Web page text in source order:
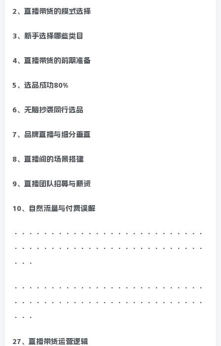
2、直播带货的模式选择
3、新手选择哪些类目
4、直播带货的前期准备
5、选品成功80%
6、无脑抄袭同行选品
7、品牌直播与细分垂直
8、直播间的场景搭建
9、直播团队招募与薪资
10、自然流量与付费误解
··························
··························
···
··························
··························
···
27、直播带货运营逻辑